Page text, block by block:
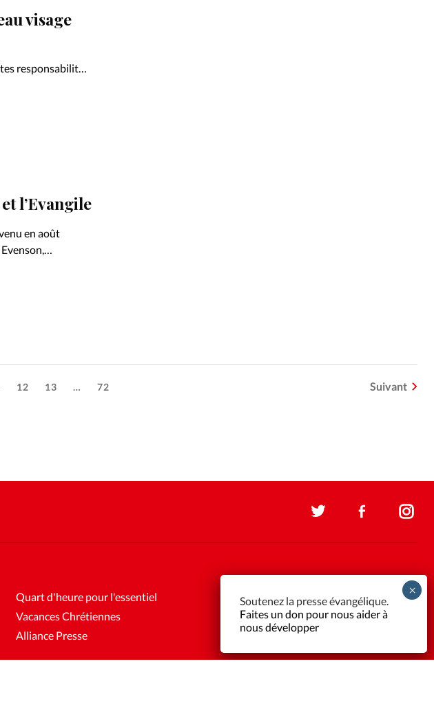
visage
responsabilités
général
l’Evangile
en août
12 13 … 72 Suivant
Quart d'heure pour l'essentiel
Vacances Chrétiennes
Alliance Presse
Soutenez la presse évangélique.
Faites un don pour nous aider à
nous développer